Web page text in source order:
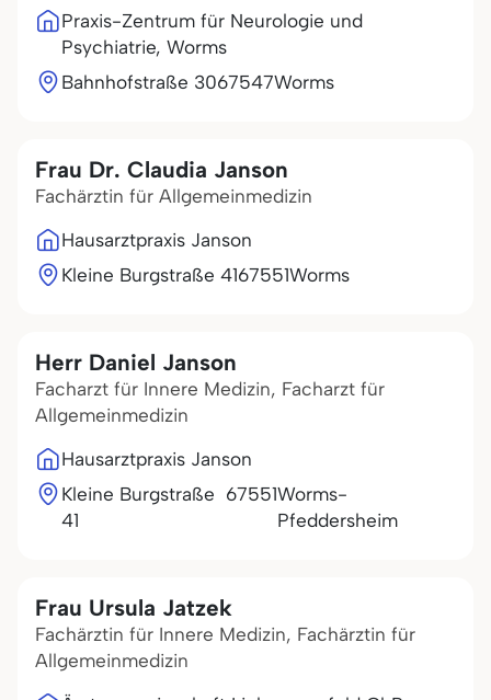
Praxis-Zentrum für Neurologie und
Psychiatrie, Worms
Bahnhofstraße 3067547Worms
Frau Dr. Claudia Janson
Fachärztin für Allgemeinmedizin
Hausarztpraxis Janson
Kleine Burgstraße 4167551Worms
Herr Daniel Janson
Facharzt für Innere Medizin, Facharzt für
Allgemeinmedizin
Hausarztpraxis Janson
Kleine Burgstraße
41
67551Worms-
Pfeddersheim
Frau Ursula Jatzek
Fachärztin für Innere Medizin, Fachärztin für
Allgemeinmedizin